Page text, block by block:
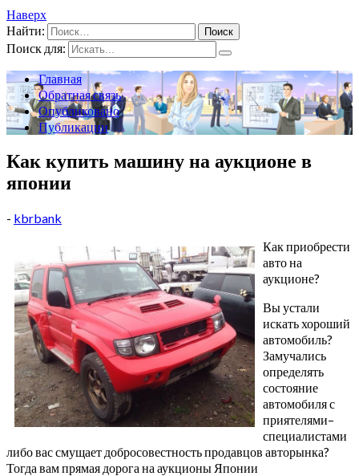
Наверх
Найти:
Поиск для:
Главная
Обратная связь
Опубликовано
Публикации
Как купить машину на аукционе в
японии
- kbrbank
Как приобрести
авто на
аукционе?
Вы устали
искать хороший
автомобиль?
Замучались
определять
состояние
автомобиля с
приятелями–
специалистами
либо вас смущает добросовестность продавцов авторынка?
Тогда вам прямая дорога на аукционы Японии